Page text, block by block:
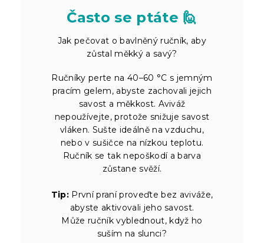
Často se ptáte 🙋
Jak pečovat o bavlněný ručník, aby
zůstal měkký a savý?
Ručníky perte na 40–60 °C s jemným
pracím gelem, abyste zachovali jejich
savost a měkkost. Aviváž
nepoužívejte, protože snižuje savost
vláken. Sušte ideálně na vzduchu,
nebo v sušičce na nízkou teplotu.
Ručník se tak nepoškodí a barva
zůstane svěží.
Tip: První praní proveďte bez aviváže,
abyste aktivovali jeho savost.
Může ručník vyblednout, když ho
suším na slunci?